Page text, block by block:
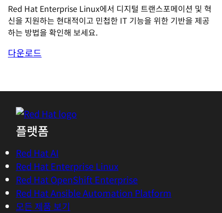
Red Hat Enterprise Linux에서 디지털 트랜스포메이션 및 혁
신을 지원하는 현대적이고 민첩한 IT 기능을 위한 기반을 제공
하는 방법을 확인해 보세요.
다운로드
플랫폼
Red Hat AI
Red Hat Enterprise Linux
Red Hat OpenShift Enterprise
Red Hat Ansible Automation Platform
모든 제품 보기